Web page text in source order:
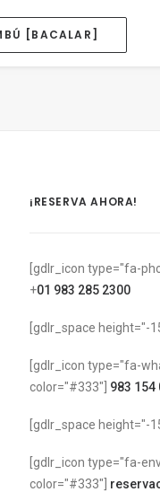
[BACALAR]
¡RESERVA AHORA!
[gdlr_icon type="fa-
+01 983 285 2300
[gdlr_space height="-
[gdlr_icon type="fa-
color="#333"] 983 154
[gdlr_space height="-
[gdlr_icon type="fa-
color="#333"]